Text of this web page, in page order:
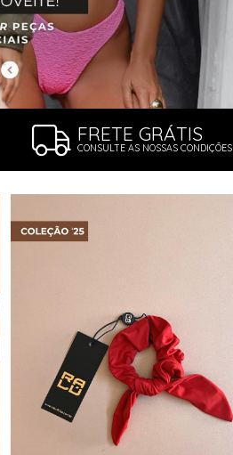
FRETE GRÁTIS
CONSULTE AS NOSSAS CONDIÇÕES